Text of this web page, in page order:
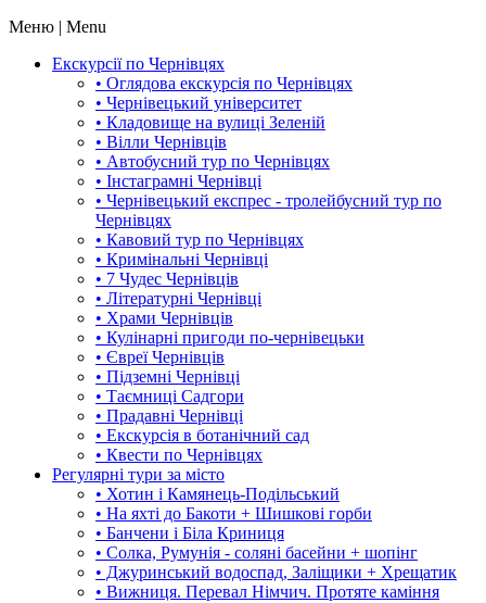
Меню | Menu
Екскурсії по Чернівцях
• Оглядова екскурсія по Чернівцях
• Чернівецький університет
• Кладовище на вулиці Зеленій
• Вілли Чернівців
• Автобусний тур по Чернівцях
• Інстаграмні Чернівці
• Чернівецький експрес - тролейбусний тур по
Чернівцях
• Кавовий тур по Чернівцях
• Кримінальні Чернівці
• 7 Чудес Чернівців
• Літературні Чернівці
• Храми Чернівців
• Кулінарні пригоди по-чернівецьки
• Євреї Чернівців
• Підземні Чернівці
• Таємниці Садгори
• Прадавні Чернівці
• Екскурсія в ботанічний сад
• Квести по Чернівцях
Регулярні тури за місто
• Хотин і Камянець-Подільський
• На яхті до Бакоти + Шишкові горби
• Банчени і Біла Криниця
• Солка, Румунія - соляні басейни + шопінг
• Джуринський водоспад, Заліщики + Хрещатик
• Вижниця. Перевал Німчич. Протяте каміння